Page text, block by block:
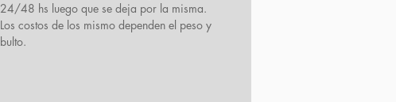
24/48 hs luego que se deja por la misma.
Los costos de los mismo dependen el peso y
bulto.